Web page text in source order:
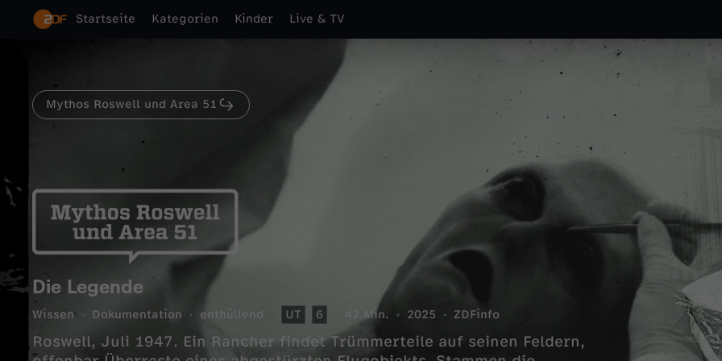
Startseite Kategorien Kinder Live & TV
Mythos Roswell und Area 51
Die Legende
Wissen Dokumentation enthüllend UT 6 42 Min. 2025 ZDFinfo
Roswell, Juli 1947. Ein Rancher findet Trümmerteile auf seinen Feldern,